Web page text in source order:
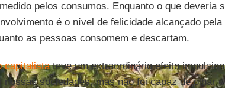
pelos consumos. Enquanto o que deveria
é o nível de felicidade alcançado pela
as pessoas consomem e descartam.
capitalistateve um extraordinário efeito
nossas sociedades, mas não foi capaz de olhar